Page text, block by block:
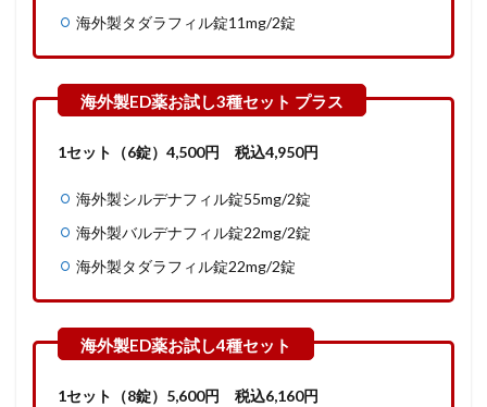
海外製タダラフィル錠11mg/2錠
1セット（6錠） 4,500円 税込4,950円
海外製シルデナフィル錠55mg/2錠
海外製バルデナフィル錠22mg/2錠
海外製タダラフィル錠22mg/2錠
1セット（8錠）5,600円 税込6,160円